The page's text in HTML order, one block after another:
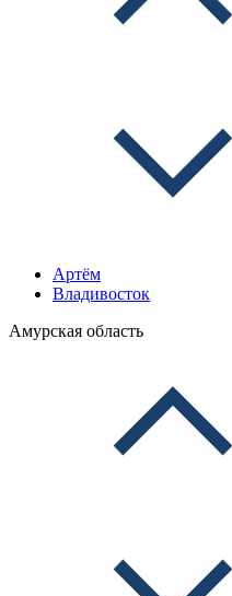
Артём
Владивосток
Амурская область